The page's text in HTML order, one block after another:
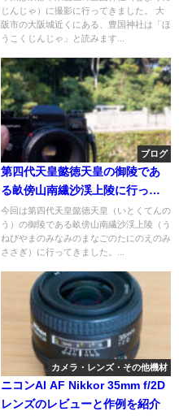
じんじゃ）に撮影に行ってきました。 大
阪市の大阪城近くにある、豊国神社は「ほ
うこくじんじゃ」と読みます...
ブログ
第四代天皇懿徳天皇の御陵であ
る畝傍山南繊沙渓上陵に行って
きた
今回は第四代天皇懿徳天皇（いとくてんの
う）の御陵である畝傍山南繊沙渓上陵（う
ねびやまのみなみのまなごのたにのえのみ
ささぎ）に行ってきました。...
カメラ・レンズ・その他機材
ニコンAI AF Nikkor 35mm f/2D
レンズのレビューと作例を紹介